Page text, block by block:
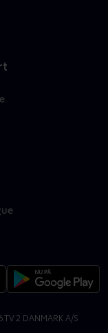
TV 2 DANMARK A/S